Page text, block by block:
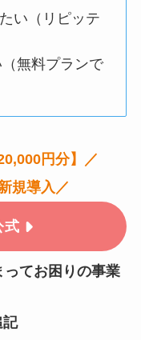
い（リピッテ
無料プランで
円分】／
規導入／
式
てお困りの事業